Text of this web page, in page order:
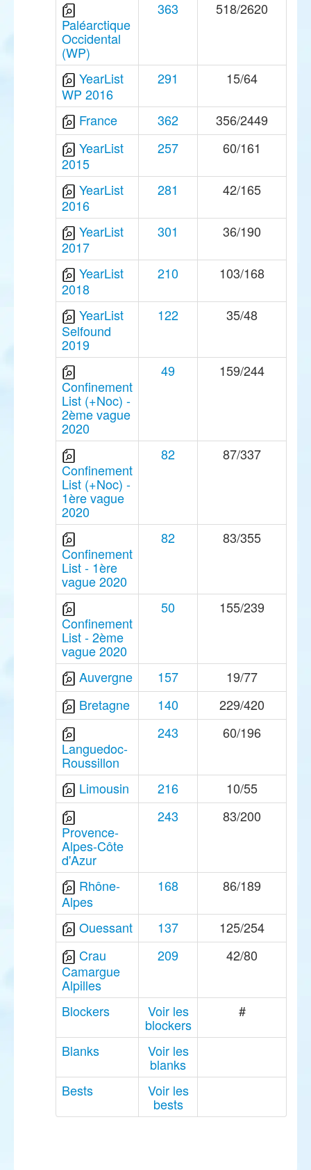
Paléarctique
Occidental
(WP)
363 518/2620
YearList
WP 2016
291 15/64
France 362
356/2449
YearList
2015
257 60/161
YearList
2016
281 42/165
YearList
2017
301 36/190
YearList
2018
210 103/168
YearList
Selfound
2019
122 35/48
Confinement
List (+Noc) -
2ème vague
2020
49 159/244
Confinement
List (+Noc) -
1ère vague
2020
82 87/337
Confinement
List - 1ère
vague 2020
82 83/355
Confinement
List - 2ème
vague 2020
50 155/239
Auvergne 157
19/77
Bretagne
140 229/420
Languedoc-
Roussillon
243 60/196
Limousin 216 10/55
Provence-
Alpes-Côte
d'Azur
243 83/200
Rhône-
Alpes
168 86/189
Ouessant 137
125/254
Crau
Camargue
Alpilles
209 42/80
Blockers Voir les
blockers
#
Blanks Voir les
blanks
Bests
Voir les
bests